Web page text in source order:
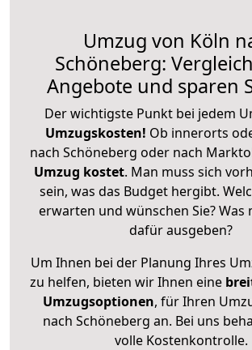
Umzug von Köln
Schöneberg:
Angebote und sparen
Der wichtigste Punkt bei jedem
Umzugskosten! Ob innerorts
nach Schöneberg oder nach
Umzug kostet. Man muss sich
sein, was das Budget hergibt.
erwarten und wünschen Sie? Was
dafür ausgeben?
Um Ihnen bei der Planung Ihres
zu helfen, bieten wir Ihnen eine
Umzugsoptionen, für Ihren
nach Schöneberg an. Bei uns
volle Kostenkontrolle.